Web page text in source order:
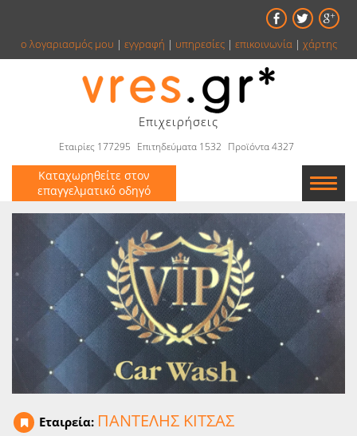
ο λογαριασμός μου | εγγραφή | υπηρεσίες| επικοινωνία| χάρτης
Επιχειρήσεις
Εταιρίες 177295 Επιτηδεύματα 1532 Προϊόντα 4327
Καταχωρηθείτε στον
επαγγελματικό οδηγό
Εταιρείες
Κατάλογος
Αγγελίες
Βιβλία
Ειδήσεις
Παιχνίδια
Εταιρεία: ΠΑΝΤΕΛΗΣ ΚΙΤΣΑΣ